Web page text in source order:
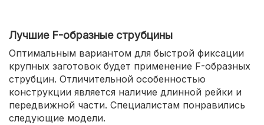
Лучшие F-образные струбцины
Оптимальным вариантом для быстрой фиксации
крупных заготовок будет применение F-образных
струбцин. Отличительной особенностью
конструкции является наличие длинной рейки и
передвижной части. Специалистам понравились
следующие модели.